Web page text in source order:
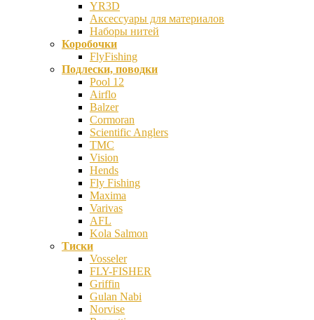
YR3D
Аксессуары для материалов
Наборы нитей
Коробочки
FlyFishing
Подлески, поводки
Pool 12
Airflo
Balzer
Cormoran
Scientific Anglers
TMC
Vision
Hends
Fly Fishing
Maxima
Varivas
AFL
Kola Salmon
Тиски
Vosseler
FLY-FISHER
Griffin
Gulan Nabi
Norvise